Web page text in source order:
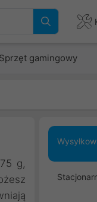
Sprzęt gamingowy
g,